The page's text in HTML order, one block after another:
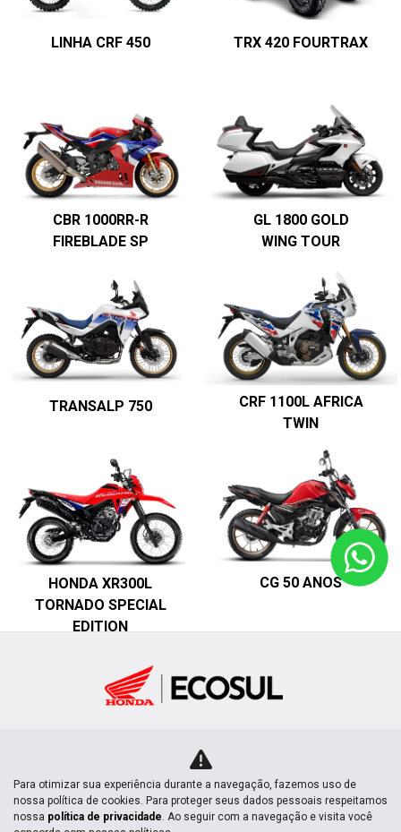
LINHA CRF 450 TRX 420 FOURTRAX
CBR 1000RR-R
FIREBLADE SP
GL 1800 GOLD
WING TOUR
TRANSALP 750
CRF 1100L AFRICA
TWIN
HONDA XR300L
TORNADO SPECIAL
EDITION
CG 50 ANOS
Mapa do site
Para otimizar sua experiência durante a navegação, fazemos uso de
nossa política de cookies. Para proteger seus dados pessoais respeitamos
nossa política de privacidade. Ao seguir com a navegação e visita você